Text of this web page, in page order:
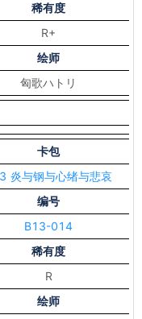
稀有度
R+
绘师
匈歌ハトリ
卡包
炎与钢与心绪与悲哀
编号
B13-014
稀有度
R
绘师